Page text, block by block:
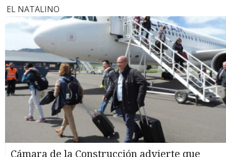
EL NATALINO
Cámara de la Construcción advierte que